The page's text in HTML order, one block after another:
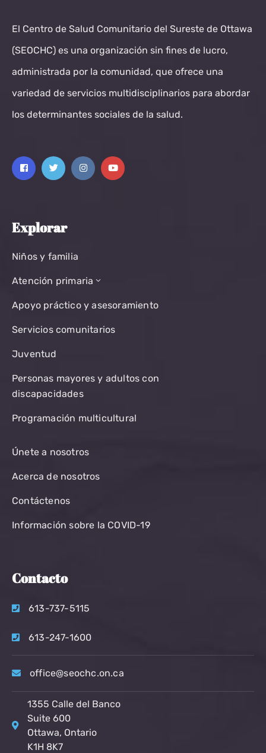
El Centro de Salud Comunitario del Sureste de Ottawa
(SEOCHC) es una organización sin fines de lucro,
administrada por la comunidad, que ofrece una
variedad de servicios multidisciplinarios para abordar
los determinantes sociales de la salud.
Explorar
Niños y familia
Atención primaria
Apoyo práctico y asesoramiento
Servicios comunitarios
Juventud
Personas mayores y adultos con
discapacidades
Programación multicultural
Únete a nosotros
Acerca de nosotros
Contáctenos
Información sobre la COVID-19
Contacto
613-737-5115
613-247-1600
office@seochc.on.ca
1355 Calle del Banco
Suite 600
Ottawa, Ontario
K1H 8K7